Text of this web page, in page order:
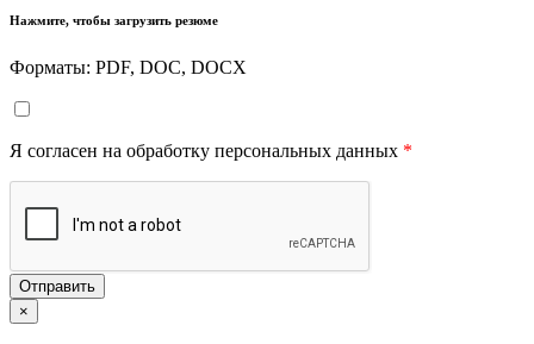
Нажмите, чтобы загрузить резюме
Форматы: PDF, DOC, DOCX
Я согласен на обработку персональных данных *
Отправить
×